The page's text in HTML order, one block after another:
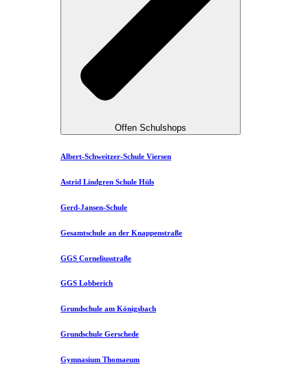
Offen Schulshops
Albert-Schweitzer-Schule Viersen
Astrid Lindgren Schule Hüls
Gerd-Jansen-Schule
Gesamtschule an der Knappenstraße
GGS Corneliusstraße
GGS Lobberich
Grundschule am Königsbach
Grundschule Gerschede
Gymnasium Thomaeum